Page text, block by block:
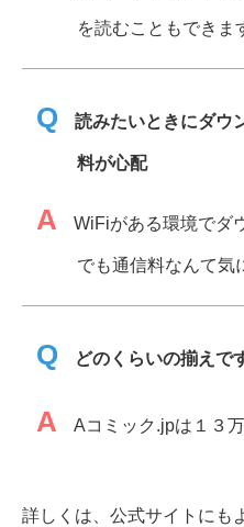
を読むこともできま
Q 読みたいときにダウ
料が心配
A WiFiがある環境でダ
でも通信料なんて気
Q どのくらいの揃えで
A Aコミック.jpは１３
詳しくは、公式サイトにも